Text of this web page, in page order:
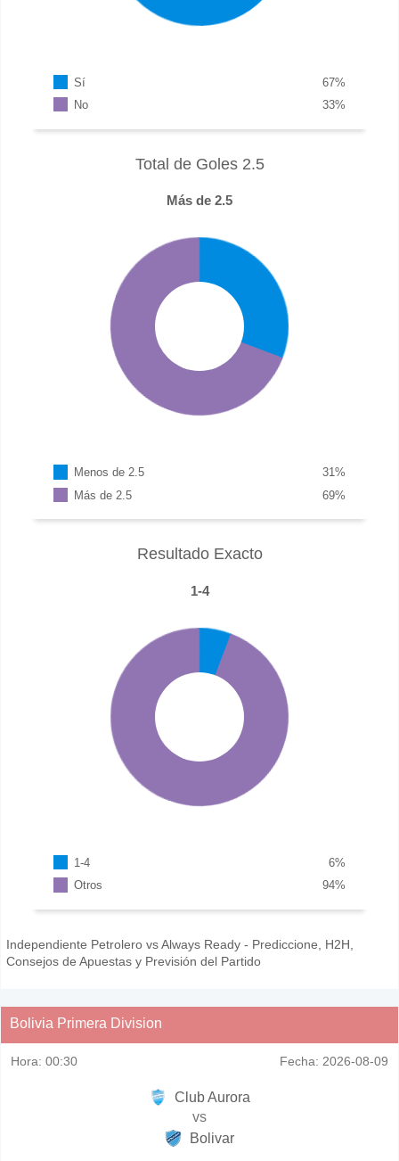
Sí %
67
No
%
33
Total de Goles 2.5
Más de 2.5
Menos de 2.5 %
31
Más de 2.5
%
69
Resultado Exacto
1-4
1-4 %
6
Otros
%
94
Independiente Petrolero vs Always Ready - Prediccione, H2H,
Consejos de Apuestas y Previsión del Partido
Bolivia Primera Division
Hora: 00:30 Fecha: 2026-08-09
Club Aurora
vs
Bolivar